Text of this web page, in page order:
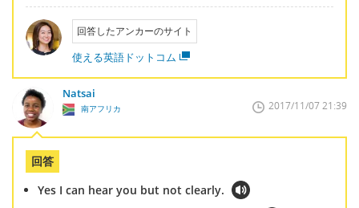
回答したアンカーのサイト
使える英語ドットコム
Natsai
南アフリカ 2017/11/07 21:39
回答
Yes I can hear you but not clearly.